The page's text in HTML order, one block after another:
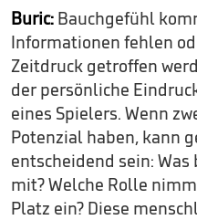
Buric: Bauchgefühl
Informationen fehlen
Zeitdruck getroffen
der persönliche
eines Spielers. Wenn
Potenzial haben, kann
entscheidend sein:
mit? Welche Rolle
Platz ein? Diese